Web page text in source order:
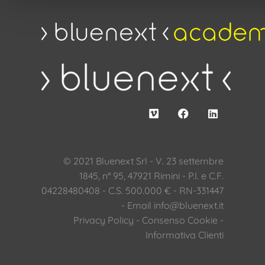
© 2021 Bluenext Srl - V. 23 settembre
1845, n° 95, 47921 Rimini - P.I. e C.F.
04228480408 - C.S. 500.000 € - RN-331447
- Email info@bluenext.it
Privacy Policy - Consenso Cookie -
Informativa Clienti